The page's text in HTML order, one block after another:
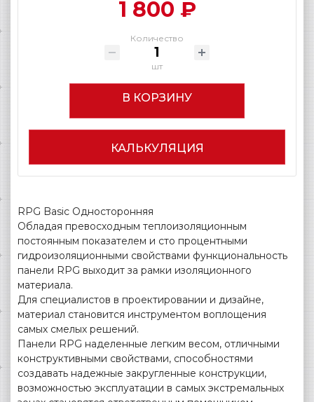
1 800 ₽
Количество
шт
В КОРЗИНУ
КАЛЬКУЛЯЦИЯ
RPG Basic Односторонняя
Обладая превосходным теплоизоляционным
постоянным показателем и сто процентными
гидроизоляционными свойствами функциональность
панели RPG выходит за рамки изоляционного
материала.
Для специалистов в проектировании и дизайне,
материал становится инструментом воплощения
самых смелых решений.
Панели RPG наделенные легким весом, отличными
конструктивными свойствами, способностями
создавать надежные закругленные конструкции,
возможностью эксплуатации в самых экстремальных